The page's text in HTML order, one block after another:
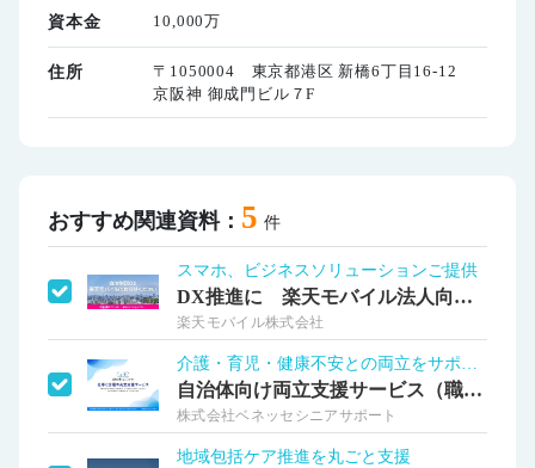
資本金 10,000万
住所
〒1050004 東京都港区 新橋6丁目16-12
京阪神 御成門ビル７F
おすすめ関連資料： 5 件
スマホ、ビジネスソリューションご提供
DX推進に 楽天モバイル法人向けサービス
楽天モバイル株式会社
介護・育児・健康不安との両立をサポート！
自治体向け両立支援サービス（職員向け）
株式会社ベネッセシニアサポート
地域包括ケア推進を丸ごと支援